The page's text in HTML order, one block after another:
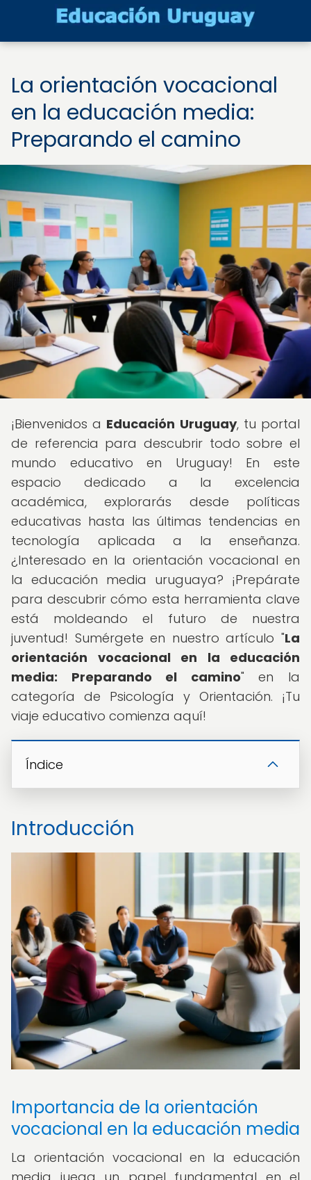
La orientación vocacional
en la educación media:
Preparando el camino
¡Bienvenidos a Educación Uruguay, tu portal
de referencia para descubrir todo sobre el
mundo educativo en Uruguay! En este
espacio dedicado a la excelencia
académica, explorarás desde políticas
educativas hasta las últimas tendencias en
tecnología aplicada a la enseñanza.
¿Interesado en la orientación vocacional en
la educación media uruguaya? ¡Prepárate
para descubrir cómo esta herramienta clave
está moldeando el futuro de nuestra
juventud! Sumérgete en nuestro artículo "La
orientación vocacional en la educación
media: Preparando el camino" en la
categoría de Psicología y Orientación. ¡Tu
viaje educativo comienza aquí!
Índice
Introducción
Importancia de la orientación
vocacional en la educación media
La orientación vocacional en la educación